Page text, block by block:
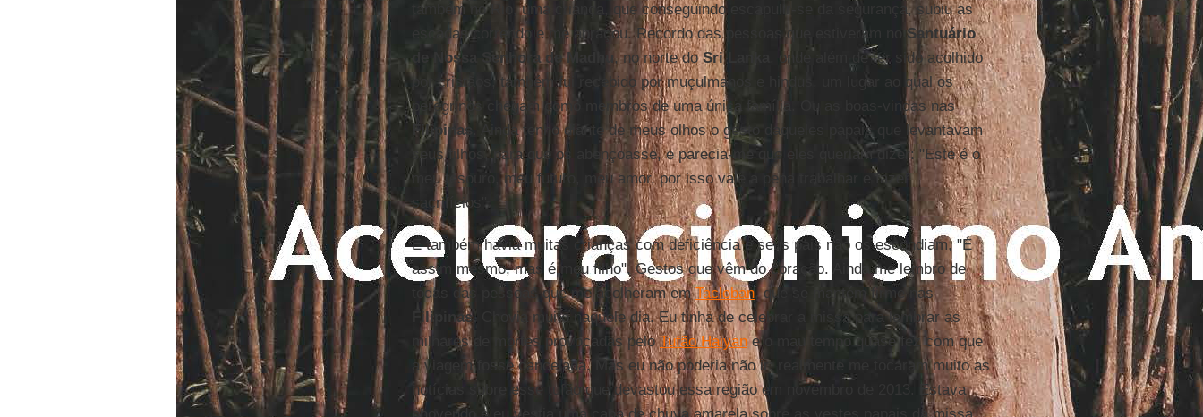
também no Rio, uma criança, que conseguindo escapulir-se da segurança, subiu as
escadas correndo e me abraçou. Recordo das pessoas que estiveram no Santuário
de Nossa Senhora de Madhu, no norte doSri Lanka
, onde além de ter sido acolhido
por cristãos, também fui recebido por muçulmanos e hindus, um lugar ao qual os
peregrinos chegam como membros de uma única família. Ou as boas-vindas nas
Filipinas
. Ainda tenho diante de meus olhos o gesto daqueles papais que levantavam
seus filhos, para que os abençoasse, e parecia-me que eles queriam dizer: "Este é o
meu tesouro, meu futuro, meu amor, por isso vale a pena trabalhar e fazer
sacrifícios".
E também havia muitas crianças com deficiência e seus pais não os escondiam, "É
assim mesmo, mas é meu filho". Gestos que vêm do coração. Ainda me lembro de
todas das pessoas que me acolheram emTacloban, que se mantém firme nas
Filipinas. Chovia muito naquele dia. Eu tinha de celebrar a missa para lembrar as
milhares de mortes provocadas peloTufão Haiyane o mau tempo quase fez com que
a viagem fosse cancelada. Mas eu não poderia não ir: realmente me tocaram muito as
notícias sobre esse tufão que devastou essa região em novembro de 2013. Estava